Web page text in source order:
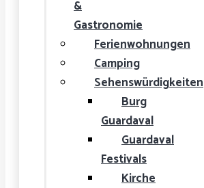
&
Gastronomie
Ferienwohnungen
Camping
Sehenswürdigkeiten
Burg
Guardaval
Guardaval
Festivals
Kirche